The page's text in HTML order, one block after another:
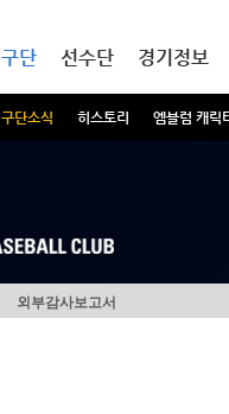
구단
구단소식 히스토리 엠블럼 캐릭
선수단 경기정보
외부감사보고서